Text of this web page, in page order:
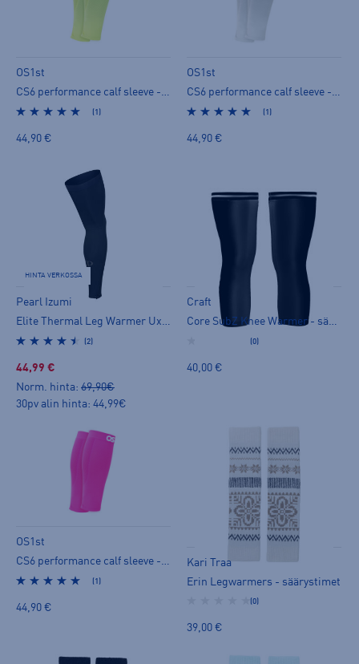
OS1st
CS6 performance calf sleeve - säärystimet
(1)
44,90 €
OS1st
CS6 performance calf sleeve - säärystimet
(1)
44,90 €
HINTA VERKOSSA
Pearl Izumi
Elite Thermal Leg Warmer Ux - säärystimet
(2)
44,99 €
Norm. hinta: 69,90€
30pv alin hinta: 44,99€
Craft
Core SubZ Knee Warmer - säärystimet
(0)
40,00 €
OS1st
CS6 performance calf sleeve - säärystimet
(1)
44,90 €
Kari Traa
Erin Legwarmers - säärystimet
(0)
39,00 €